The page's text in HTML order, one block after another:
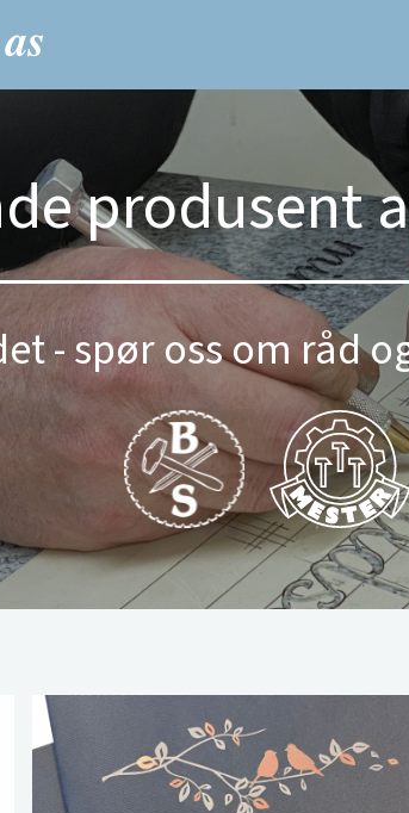
produsent
- spør oss om råd